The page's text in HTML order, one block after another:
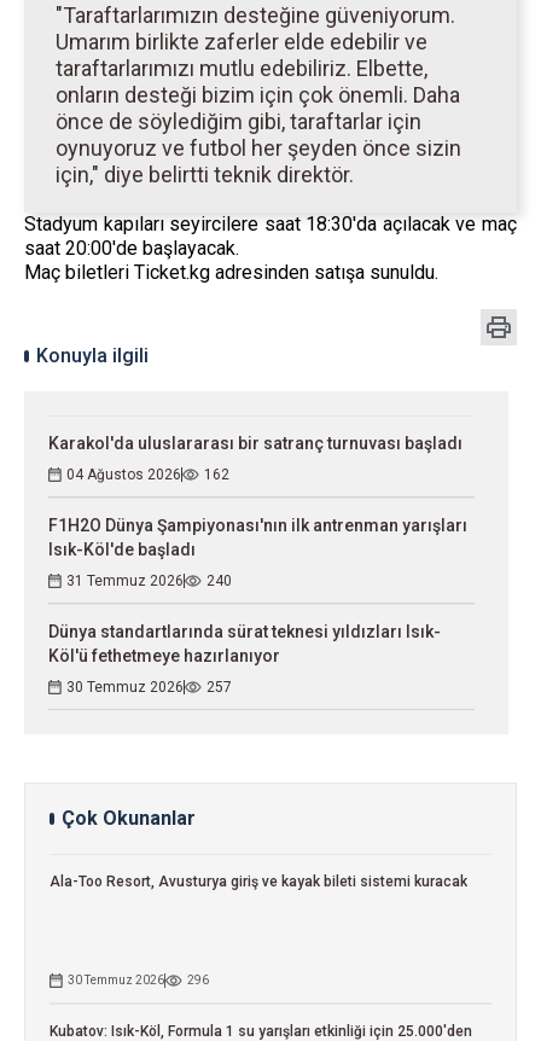
"Taraftarlarımızın desteğine güveniyorum.
Umarım birlikte zaferler elde edebilir ve
taraftarlarımızı mutlu edebiliriz. Elbette,
onların desteği bizim için çok önemli. Daha
önce de söylediğim gibi, taraftarlar için
oynuyoruz ve futbol her şeyden önce sizin
için," diye belirtti teknik direktör.
Stadyum kapıları seyircilere saat 18:30'da açılacak ve maç
saat 20:00'de başlayacak.
Maç biletleri Ticket.kg adresinden satışa sunuldu.
Konuyla ilgili
Karakol'da uluslararası bir satranç turnuvası başladı
04 Ağustos 2026 162
F1H2O Dünya Şampiyonası'nın ilk antrenman yarışları
Isık-Köl'de başladı
31 Temmuz 2026 240
Dünya standartlarında sürat teknesi yıldızları Isık-
Köl'ü fethetmeye hazırlanıyor
30 Temmuz 2026 257
Çok Okunanlar
Ala-Too Resort, Avusturya giriş ve kayak bileti sistemi kuracak
30 Temmuz 2026 296
Kubatov: Isık-Köl, Formula 1 su yarışları etkinliği için 25.000'den